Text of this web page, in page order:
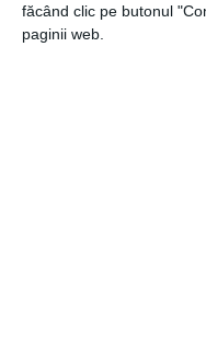
făcând clic pe butonul
paginii web.